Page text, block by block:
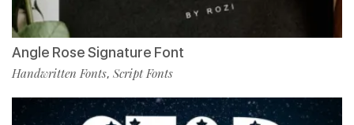
Angle Rose Signature Font
Handwritten Fonts, Script Fonts